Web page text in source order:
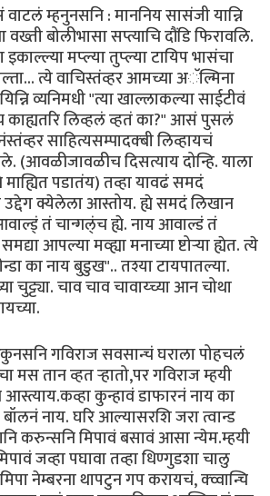
म्हनुनसनि : माननिय सासंजी यान्नि
वख्ती बोलीभासा सप्त्याचि दौंडि फिरावलि.
मप्ल्या तुप्ल्या टायिप भासंचा
त्ये वाचिस्तंव्हर आमच्या अॅल्मिना
व्यनिमधी "त्या खाल्लाकल्या साईटीवं
काह्यतरि लिव्हलं व्हतं का?" आसं पुसलं
साहित्यसम्पादक्बी लिव्हायचं
(आवळीजावळीच दिसत्याय दोन्हि. याला
माह्यित पडातंय) तव्हा यावढं समदं
उद्देग क्येलेला आस्तोय. ह्ये समदं लिखान
तं चान्गल्ंच ह्ये. नाय आवाल्डं तं
आपल्या मव्ह्या मनाच्या ष्टोर्‍या ह्येत. त्ये
का नाय बुडुख".. तश्या टायपातल्या.
चुट्ट्या. चाव चाव चावाय्च्या आन चोथा
गविराज सवसान्चं घराला पोहचलं
मस तान व्हत र्‍हातो,पर गविराज म्हयी
कुन्हावं डाफारनं नाय का
बॉलनं नाय. घरि आल्यासरशि जरा त्वान्ड
करुन्सनि मिपावं बसावं आसा न्येम.म्हयी
जव्हा पघावा तव्हा धिण्गुडशा चालु
नेम्बरना थापटुन गप करायचं, क्व्वान्चि